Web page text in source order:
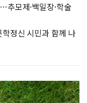
모제·백일장·학술
정신 시민과 함께 나